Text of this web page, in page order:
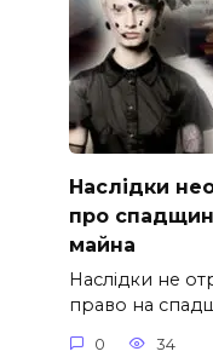
Наслідки
про
майна
Наслідки не
право на
0 34